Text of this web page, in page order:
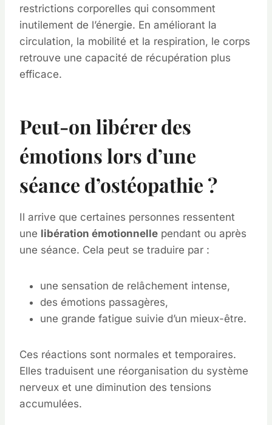
restrictions corporelles qui consomment
inutilement de l’énergie. En améliorant la
circulation, la mobilité et la respiration, le corps
retrouve une capacité de récupération plus
efficace.
Peut-on libérer des
émotions lors d’une
séance d’ostéopathie ?
Il arrive que certaines personnes ressentent
une libération émotionnelle pendant ou après
une séance. Cela peut se traduire par :
une sensation de relâchement intense,
des émotions passagères,
une grande fatigue suivie d’un mieux-être.
Ces réactions sont normales et temporaires.
Elles traduisent une réorganisation du système
nerveux et une diminution des tensions
accumulées.